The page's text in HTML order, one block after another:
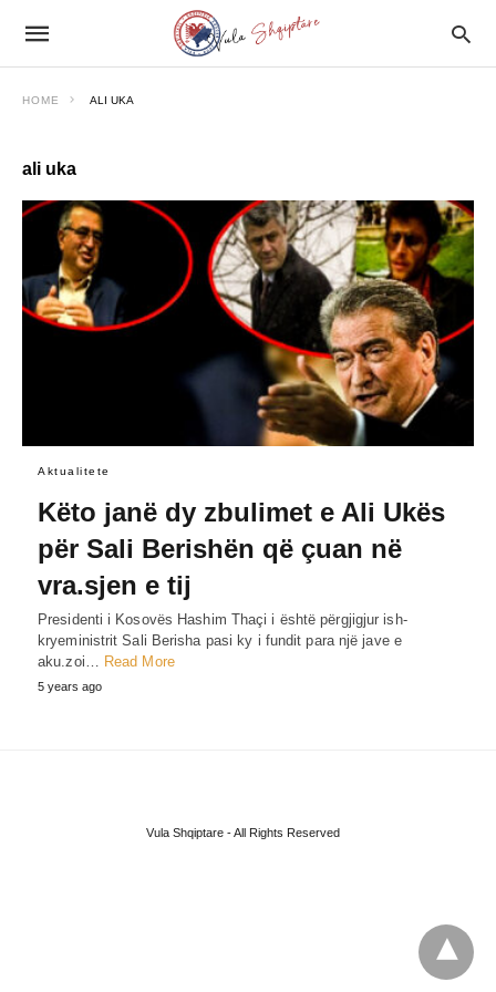
HOME ALI UKA
ali uka
Aktualitete
Këto janë dy zbulimet e Ali Ukës
për Sali Berishën që çuan në
vra.sjen e tij
Presidenti i Kosovës Hashim Thaçi i është përgjigjur ish-
kryeministrit Sali Berisha pasi ky i fundit para një jave e
aku.zoi… Read More
5 years ago
Vula Shqiptare - All Rights Reserved